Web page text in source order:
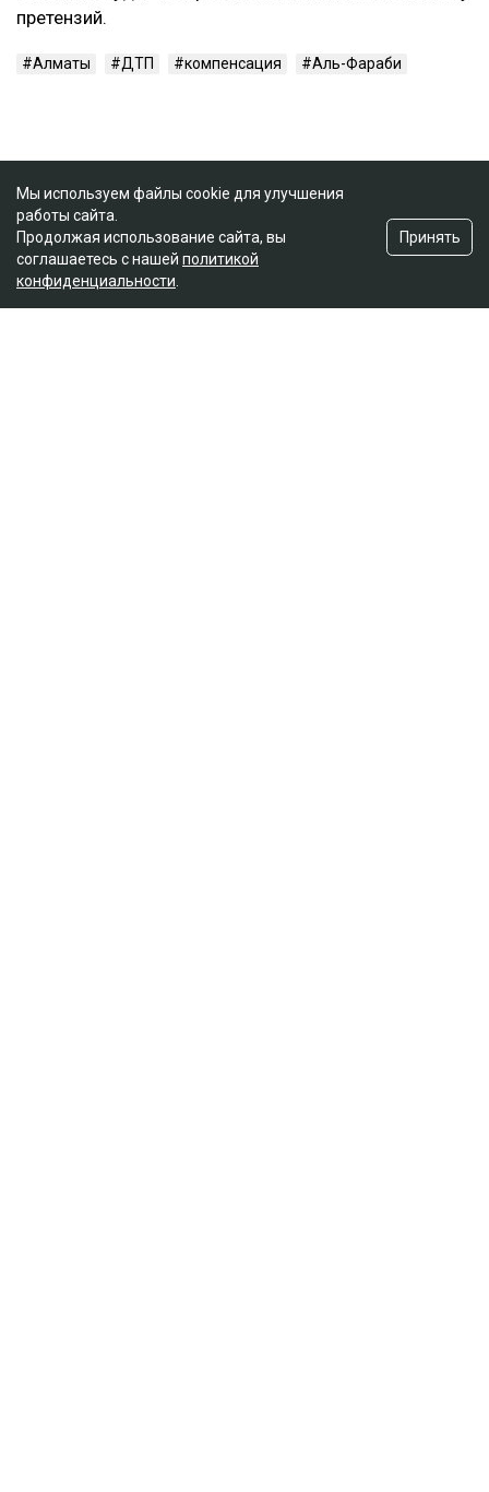
претензий.
Алматы ДТП компенсация Аль-Фараби
Мы используем файлы cookie для улучшения
работы сайта.
Продолжая использование сайта, вы
соглашаетесь с нашей политикой
конфиденциальности
Принять